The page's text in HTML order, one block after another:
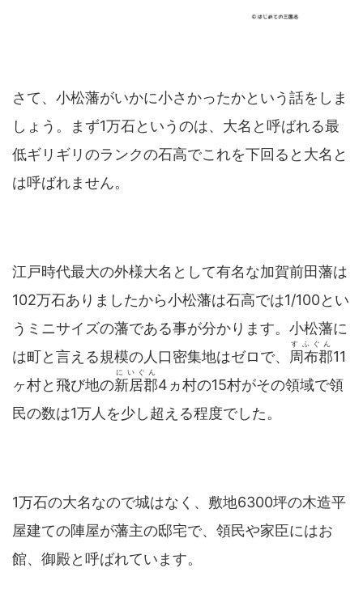
さて、小松藩がいかに小さかったかという話をしま
しょう。まず1万石というのは、大名と呼ばれる最
低ギリギリのランクの石高でこれを下回ると大名と
は呼ばれません。
江戸時代最大の外様大名として有名な加賀前田藩は
102万石ありましたから小松藩は石高では1/100とい
うミニサイズの藩である事が分かります。小松藩に
は町と言える規模の人口密集地はゼロで、 周布郡
すふぐん
11
ヶ村と飛び地の新居郡
にいぐん
4ヵ村の15村がその領域で領
民の数は1万人を少し超える程度でした。
1万石の大名なので城はなく、敷地6300坪の木造平
屋建ての陣屋が藩主の邸宅で、領民や家臣にはお
館、御殿と呼ばれています。